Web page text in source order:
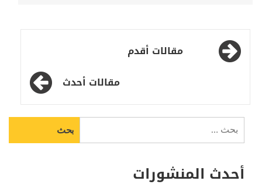
تصفّح
المقالاتمقالات أقدم
مقالات أحدث
عن:
أحدث المنشورات